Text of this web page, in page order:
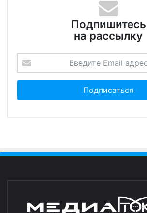
Подпишитесь
на рассылку